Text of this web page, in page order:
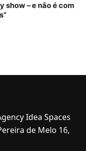
show – e não é com
Idea Spaces
de Melo 16,